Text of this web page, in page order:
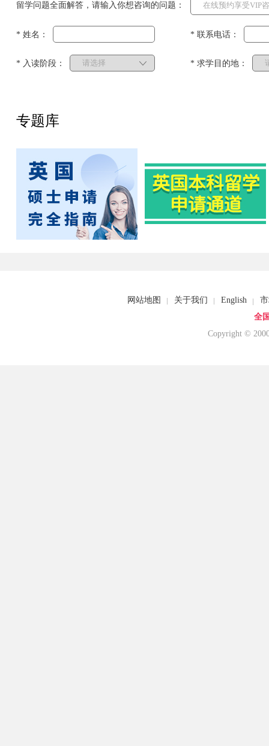
留学问题全面解答，请输入你想咨询的问题：
* 姓名： * 联系电话：
* 入读阶段： * 求学目的地：
专题库
网站地图 关于我们 English
全
Copyright ©